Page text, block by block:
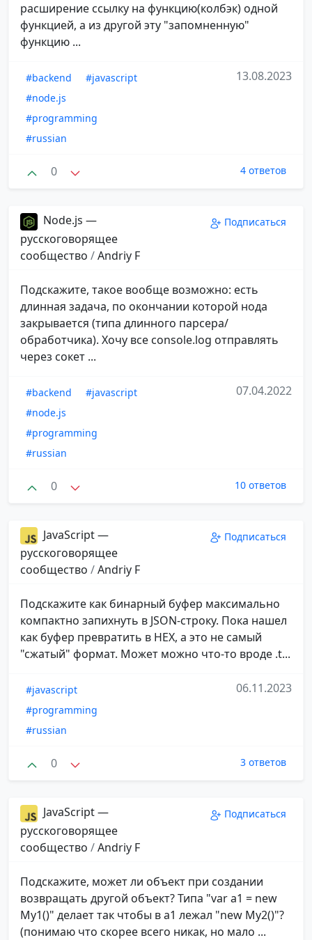
расширение ссылку на функцию(колбэк) одной
функцией, а из другой эту "запомненную"
функцию ...
#backend
#javascript
#node.js
#programming
#russian
13.08.2023
0 4 ответов
Node.js —
русскоговорящее
сообщество /Andriy F
Подписаться
Подскажите, такое вообще возможно: есть
длинная задача, по окончании которой нода
закрывается (типа длинного парсера/
обработчика). Хочу все console.log отправлять
через сокет ...
#backend
#javascript
#node.js
#programming
#russian
07.04.2022
0 10 ответов
JavaScript —
русскоговорящее
сообщество /Andriy F
Подписаться
Подскажите как бинарный буфер максимально
компактно запихнуть в JSON-строку. Пока нашел
как буфер превратить в HEX, а это не самый
"сжатый" формат. Может можно что-то вроде .t...
#javascript
#programming
#russian
06.11.2023
0 3 ответов
JavaScript —
русскоговорящее
сообщество /Andriy F
Подписаться
Подскажите, может ли объект при создании
возвращать другой объект? Типа "var a1 = new
My1()" делает так чтобы в a1 лежал "new My2()"?
(понимаю что скорее всего никак, но мало ...